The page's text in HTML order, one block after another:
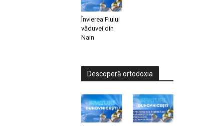
Învierea Fiului
văduvei din
Nain
Descoperă ortodoxia